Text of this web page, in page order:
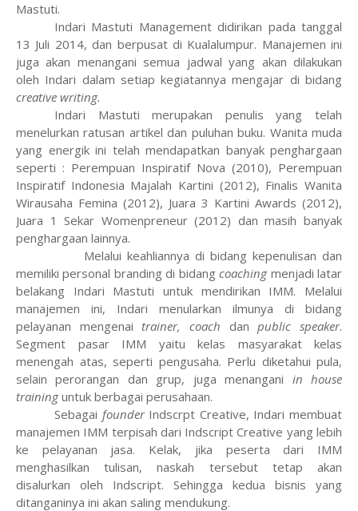
Mastuti.
Indari Mastuti Management didirikan pada tanggal
13 Juli 2014, dan berpusat di Kualalumpur. Manajemen ini
juga akan menangani semua jadwal yang akan dilakukan
oleh Indari dalam setiap kegiatannya mengajar di bidang
creative writing.
Indari Mastuti merupakan penulis yang telah
menelurkan ratusan artikel dan puluhan buku. Wanita muda
yang energik ini telah mendapatkan banyak penghargaan
seperti : Perempuan Inspiratif Nova (2010), Perempuan
Inspiratif Indonesia Majalah Kartini (2012), Finalis Wanita
Wirausaha Femina (2012), Juara 3 Kartini Awards (2012),
Juara 1 Sekar Womenpreneur (2012) dan masih banyak
penghargaan lainnya.
Melalui keahliannya di bidang kepenulisan dan
memiliki personal branding di bidangcoachingmenjadi latar
belakang Indari Mastuti untuk mendirikan IMM. Melalui
manajemen ini, Indari menularkan ilmunya di bidang
pelayanan mengenaitrainer, coach danpublic speaker.
Segment pasar IMM yaitu kelas masyarakat kelas
menengah atas, seperti pengusaha. Perlu diketahui pula,
selain perorangan dan grup, juga menangani in house
traininguntuk berbagai perusahaan.
Sebagai founderIndscrpt Creative, Indari membuat
manajemen IMM terpisah dari Indscript Creative yang lebih
ke pelayanan jasa. Kelak, jika peserta dari IMM
menghasilkan tulisan, naskah tersebut tetap akan
disalurkan oleh Indscript. Sehingga kedua bisnis yang
ditanganinya ini akan saling mendukung.